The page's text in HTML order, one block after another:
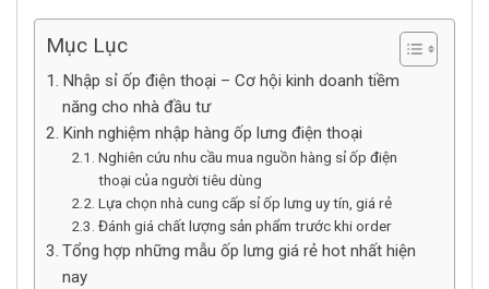
Mục Lục
Nhập sỉ ốp điện thoại – Cơ hội kinh doanh tiềm
năng cho nhà đầu tư
Kinh nghiệm nhập hàng ốp lưng điện thoại
Nghiên cứu nhu cầu mua nguồn hàng sỉ ốp điện
thoại của người tiêu dùng
Lựa chọn nhà cung cấp sỉ ốp lưng uy tín, giá rẻ
Đánh giá chất lượng sản phẩm trước khi order
Tổng hợp những mẫu ốp lưng giá rẻ hot nhất hiện
nay